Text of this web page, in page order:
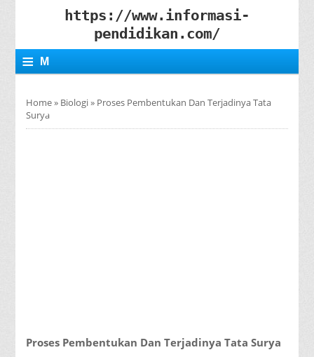
https://www.informasi-
pendidikan.com/
≡ M
N
Home» Biologi» Proses Pembentukan Dan Terjadinya Tata
Surya
Proses Pembentukan Dan Terjadinya Tata Surya